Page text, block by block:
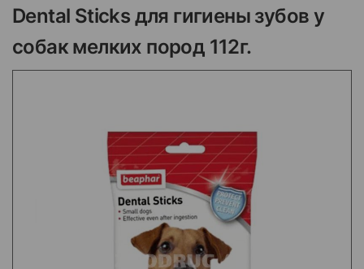
Dental Sticks для гигиены зубов у
собак мелких пород 112г.